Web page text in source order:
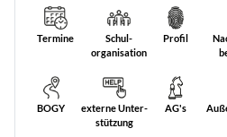
Termine
Schul­
organisation
Profil
BOGY
externe Unter­
stützung
AG's